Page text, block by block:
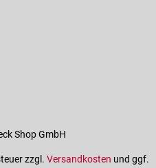
Shop GmbH
zzgl. Versandkosten und ggf.